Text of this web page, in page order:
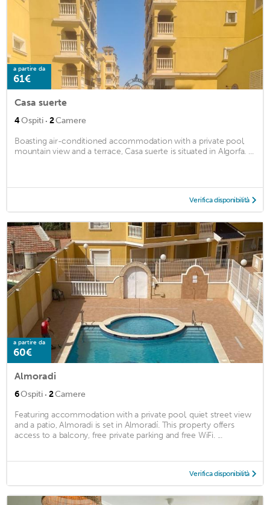
a partire da
61€
Casa suerte
4Ospiti · 2Camere
Boasting air-conditioned accommodation with a private pool,
mountain view and a terrace, Casa suerte is situated in Algorfa. ...
Verifica disponibilità
a partire da
60€
Almoradi
6Ospiti · 2Camere
Featuring accommodation with a private pool, quiet street view
and a patio, Almoradi is set in Almoradí. This property offers
access to a balcony, free private parking and free WiFi. ...
Verifica disponibilità